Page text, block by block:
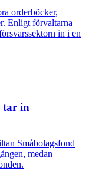
orderböcker,
Enligt förvaltarna
in i en
tar in
Småbolagsfond
medan